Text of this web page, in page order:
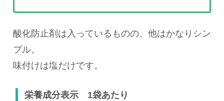
酸化防止剤は入っているものの、他はかなりシン
プル。
味付けは塩だけです。
栄養成分表示 1袋あたり